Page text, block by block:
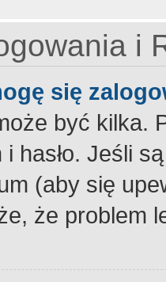
i
się
być kilka.
i hasło. Jeśli
(aby się
że problem